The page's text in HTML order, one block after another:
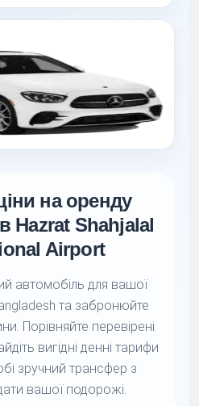
на оренду
Hazrat Shahjalal
Airport
автомобіль для вашої
та забронюйте
Порівняйте перевірені
вигідні денні тарифи
зручний трансфер з
вашої подорожі.